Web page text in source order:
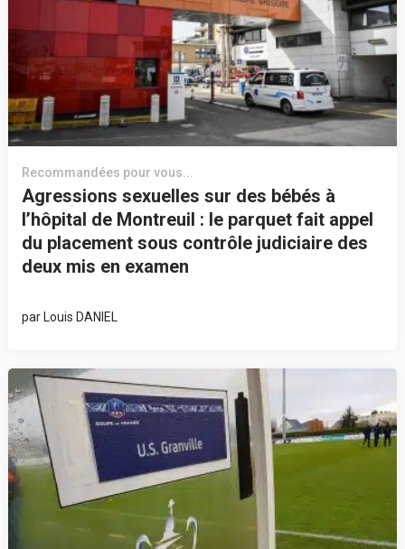
Recommandées pour vous...
Agressions sexuelles sur des bébés à
l’hôpital de Montreuil : le parquet fait appel
du placement sous contrôle judiciaire des
deux mis en examen
par Louis DANIEL